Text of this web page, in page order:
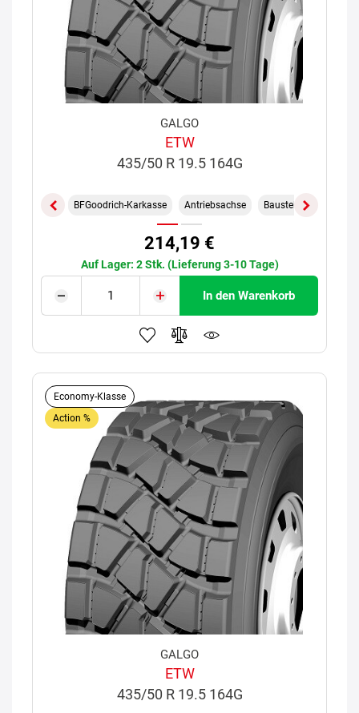
GALGO
ETW
435/50 R 19.5 164G
BFGoodrich-Karkasse Antriebsachse Baustelle
214,19 €
Auf Lager: 2 Stk. (Lieferung 3-10 Tage)
In den Warenkorb
Economy-Klasse
Action %
GALGO
ETW
435/50 R 19.5 164G